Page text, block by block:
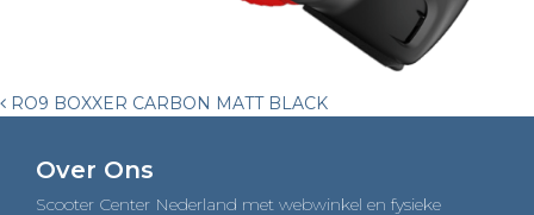
Post
navigation
RO9 BOXXER CARBON MATT BLACK
Over Ons
Scooter Center Nederland met webwinkel en fysieke